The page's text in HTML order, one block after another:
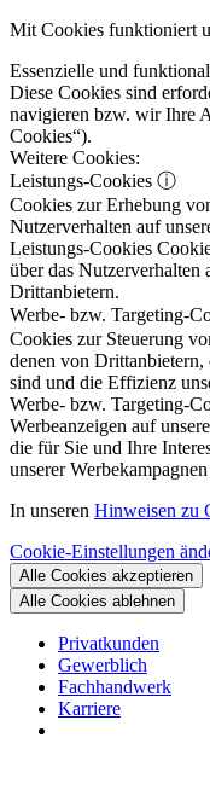
Mit Cookies funktioniert
Essenzielle und
Diese Cookies sind
navigieren bzw. wir Ihre
Cookies“).
Weitere Cookies:
Leistungs-Cookies ⓘ
Cookies zur Erhebung
Nutzerverhalten auf
Leistungs-Cookies
über das Nutzerverhalten
Drittanbietern.
Werbe- bzw. Targeting-
Cookies zur Steuerung
denen von Drittanbietern,
sind und die Effizienz
Werbe- bzw. Targeting-
Werbeanzeigen auf
die für Sie und Ihre
unserer Werbekampagnen
In unseren Hinweisen zu
Cookie-Einstellungen
Alle Cookies akzeptieren
Alle Cookies ablehnen
Privatkunden
Gewerblich
Fachhandwerk
Karriere